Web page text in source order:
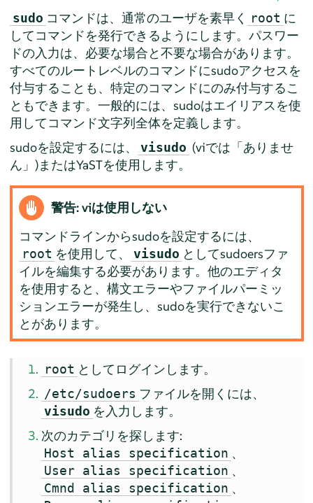
sudo コマンドは、通常のユーザを素早く root に
してコマンドを発行できるようにします。パスワー
ドの入力は、必要な場合と不要な場合があります。
すべてのルートレベルのコマンドにsudoアクセスを
付与することも、特定のコマンドにのみ付与するこ
ともできます。一般的には、sudoはエイリアスを使
用してコマンド文字列全体を定義します。
sudoを設定するには、
visudo (viでは「ありませ
ん」)またはYaSTを使用します。
警告: viは使用しない
コマンドラインからsudoを設定するには、
root を使用して、 visudo としてsudoersファ
イルを編集する必要があります。他のエディタ
を使用すると、構文エラーやファイルパーミッ
ションエラーが発生し、sudoを実行できないこ
とがあります。
root としてログインします。
/etc/sudoers ファイルを開くには、
visudo を入力します。
次のカテゴリを探します:
Host alias specification 、
User alias specification 、
Cmnd alias specification 、